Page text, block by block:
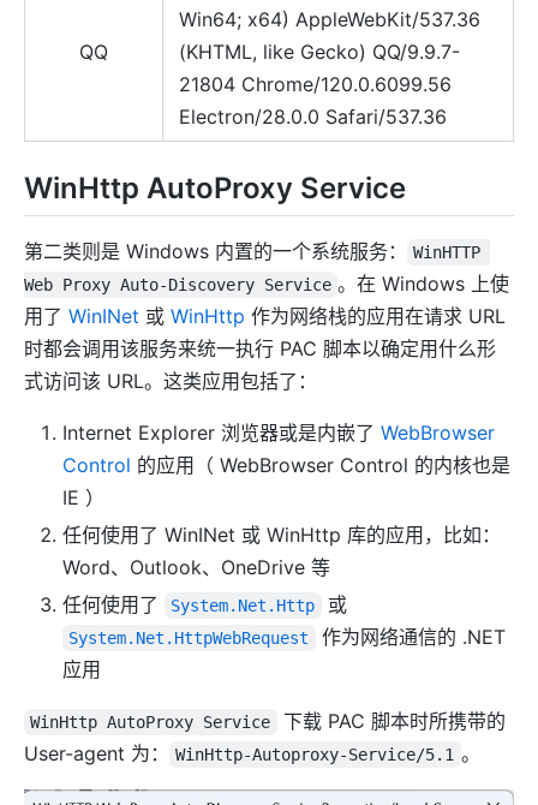
QQ
Win64; x64) AppleWebKit/537.36
(KHTML, like Gecko) QQ/9.9.7-
21804 Chrome/120.0.6099.56
Electron/28.0.0 Safari/537.36
WinHttp AutoProxy Service
第二类则是 Windows 内置的一个系统服务：
WinHTTP
Web Proxy Auto-Discovery Service 。在 Windows 上使
用了 WinINet 或 WinHttp 作为网络栈的应用在请求 URL
时都会调用该服务来统一执行 PAC 脚本以确定用什么形
式访问该 URL。这类应用包括了：
Internet Explorer 浏览器或是内嵌了 WebBrowser
Control 的应用（ WebBrowser Control 的内核也是
IE ）
任何使用了 WinINet 或 WinHttp 库的应用，比如：
Word、Outlook、OneDrive 等
任何使用了
System.Net.Http 或
System.Net.HttpWebRequest
作为网络通信的 .NET
应用
WinHttp AutoProxy Service
下载 PAC 脚本时所携带的
User-agent 为：
WinHttp-Autoproxy-Service/5.1 。